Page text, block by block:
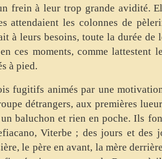
frein à leur trop grande avidité.
attendaient les colonnes de
à leurs besoins, toute la durée de
ces moments, comme lattestent
à pied.
fugitifs animés par une
détrangers, aux premières
baluchon et rien en poche. Ils
Viterbe ; des jours et des
le père en avant, la mère